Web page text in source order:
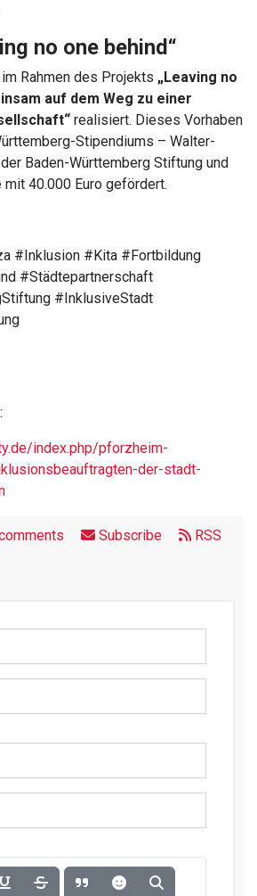
no one behind“
Rahmen des Projekts „Leaving no
auf dem Weg zu einer
realisiert. Dieses Vorhaben
Stipendiums – Walter-
Baden-Württemberg Stiftung und
40.000 Euro gefördert.
#Inklusion #Kita #Fortbildung
#Städtepartnerschaft
#InklusiveStadt
index.php/pforzheim-
der-stadt-
Subscribe RSS